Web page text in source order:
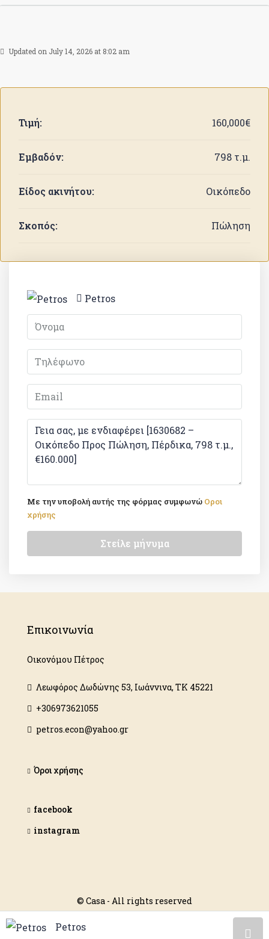
Updated on July 14, 2026 at 8:02 am
Τιμή: 160,000€
Εμβαδόν: 798 τ.μ.
Είδος ακινήτου: Οικόπεδο
Σκοπός: Πώληση
Petros
Με την υποβολή αυτής της φόρμας συμφωνώ Οροι
χρήσης
Στείλε μήνυμα
Επικοινωνία
Οικονόμου Πέτρος
Λεωφόρος Δωδώνης 53, Ιωάννινα, ΤΚ 45221
+306973621055
petros.econ@yahoo.gr
Όροι χρήσης
facebook
instagram
© Casa - All rights reserved
Petros